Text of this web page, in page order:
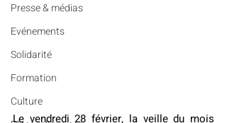
Presse & médias
Evénements
Solidarité
Formation
Culture
Le vendredi 28 février, la veille du mois